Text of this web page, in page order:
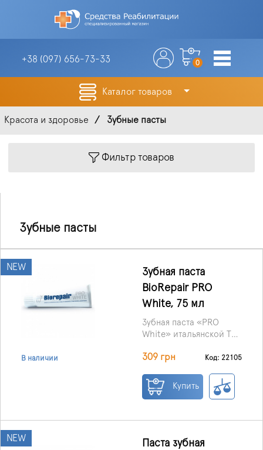
+38 (097) 656-73-33 0
Каталог товаров
Красота и здоровье Зубные пасты
Фильтр товаров
Зубные пасты
NEW
В наличии
Зубная паста
BioRepair PRO
White, 75 мл
Зубная паста «PRO
White» итальянской ТМ
безопасно отбеливает
целостности зубной
эмали, обеспечивает
309 грн Код: 22105
Купить
NEW
Паста зубная